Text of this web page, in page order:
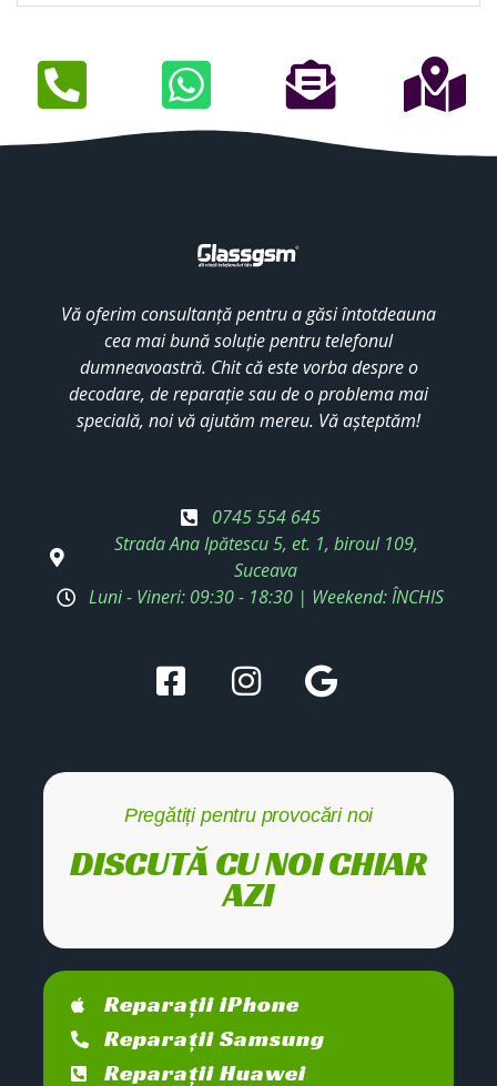
Vă oferim consultanță pentru a găsi întotdeauna
cea mai bună soluție pentru telefonul
dumneavoastră. Chit că este vorba despre o
decodare, de reparație sau de o problema mai
specială, noi vă ajutăm mereu. Vă așteptăm!
0745 554 645
Strada Ana Ipătescu 5, et. 1, biroul 109,
Suceava
Luni - Vineri: 09:30 - 18:30 | Weekend: ÎNCHIS
Pregătiți pentru provocări noi
DISCUTĂ CU NOI CHIAR
AZI
Reparații iPhone
Reparații Samsung
Reparații Huawei